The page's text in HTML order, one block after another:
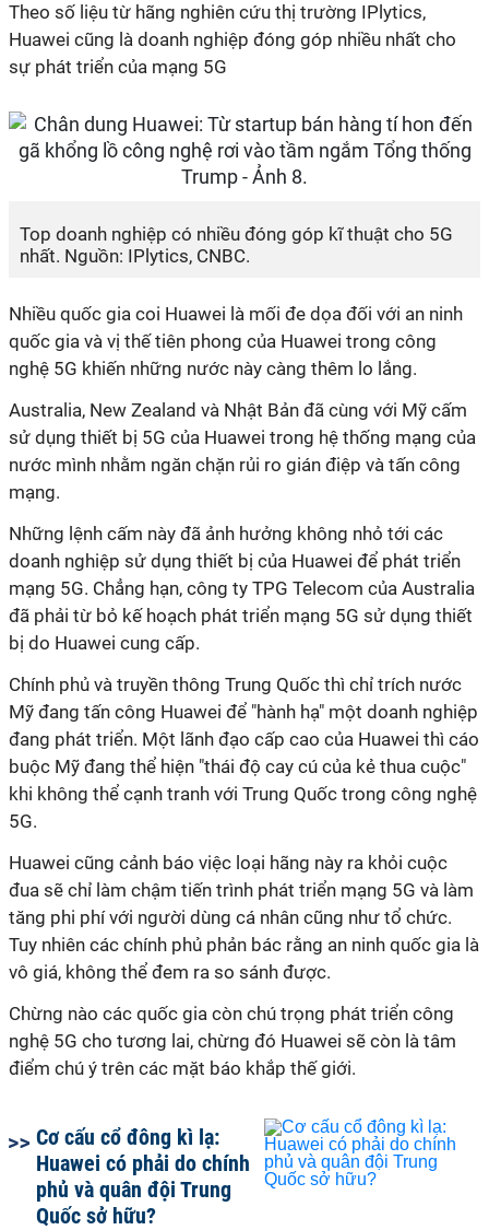
Theo số liệu từ hãng nghiên cứu thị trường IPlytics,
Huawei cũng là doanh nghiệp đóng góp nhiều nhất cho
sự phát triển của mạng 5G
Top doanh nghiệp có nhiều đóng góp kĩ thuật cho 5G
nhất. Nguồn: IPlytics, CNBC.
Nhiều quốc gia coi Huawei là mối đe dọa đối với an ninh
quốc gia và vị thế tiên phong của Huawei trong công
nghệ 5G khiến những nước này càng thêm lo lắng.
Australia, New Zealand và Nhật Bản đã cùng với Mỹ cấm
sử dụng thiết bị 5G của Huawei trong hệ thống mạng của
nước mình nhằm ngăn chặn rủi ro gián điệp và tấn công
mạng.
Những lệnh cấm này đã ảnh hưởng không nhỏ tới các
doanh nghiệp sử dụng thiết bị của Huawei để phát triển
mạng 5G. Chẳng hạn, công ty TPG Telecom của Australia
đã phải từ bỏ kế hoạch phát triển mạng 5G sử dụng thiết
bị do Huawei cung cấp.
Chính phủ và truyền thông Trung Quốc thì chỉ trích nước
Mỹ đang tấn công Huawei để "hành hạ" một doanh nghiệp
đang phát triển. Một lãnh đạo cấp cao của Huawei thì cáo
buộc Mỹ đang thể hiện "thái độ cay cú của kẻ thua cuộc"
khi không thể cạnh tranh với Trung Quốc trong công nghệ
5G.
Huawei cũng cảnh báo việc loại hãng này ra khỏi cuộc
đua sẽ chỉ làm chậm tiến trình phát triển mạng 5G và làm
tăng phi phí với người dùng cá nhân cũng như tổ chức.
Tuy nhiên các chính phủ phản bác rằng an ninh quốc gia là
vô giá, không thể đem ra so sánh được.
Chừng nào các quốc gia còn chú trọng phát triển công
nghệ 5G cho tương lai, chừng đó Huawei sẽ còn là tâm
điểm chú ý trên các mặt báo khắp thế giới.
Cơ cấu cổ đông kì lạ:
Huawei có phải do chính
phủ và quân đội Trung
Quốc sở hữu?